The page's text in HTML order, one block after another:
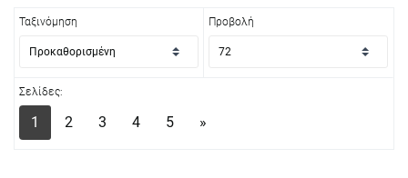
Ταξινόμηση Προβολή
Σελίδες:
1 2 3 4 5 »